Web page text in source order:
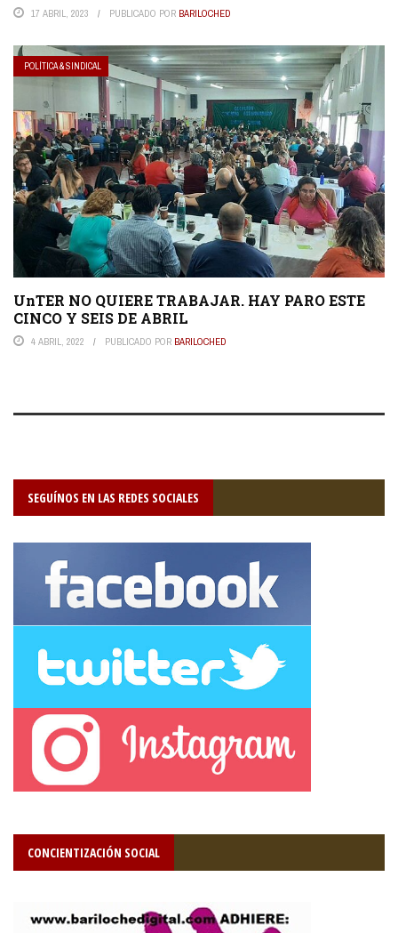
17 ABRIL, 2023 PUBLICADO POR BARILOCHED
POLÍTICA & SINDICAL
UnTER NO QUIERE TRABAJAR. HAY PARO ESTE
CINCO Y SEIS DE ABRIL
4 ABRIL, 2022 PUBLICADO POR BARILOCHED
SEGUÍNOS EN LAS REDES SOCIALES
CONCIENTIZACIÓN SOCIAL